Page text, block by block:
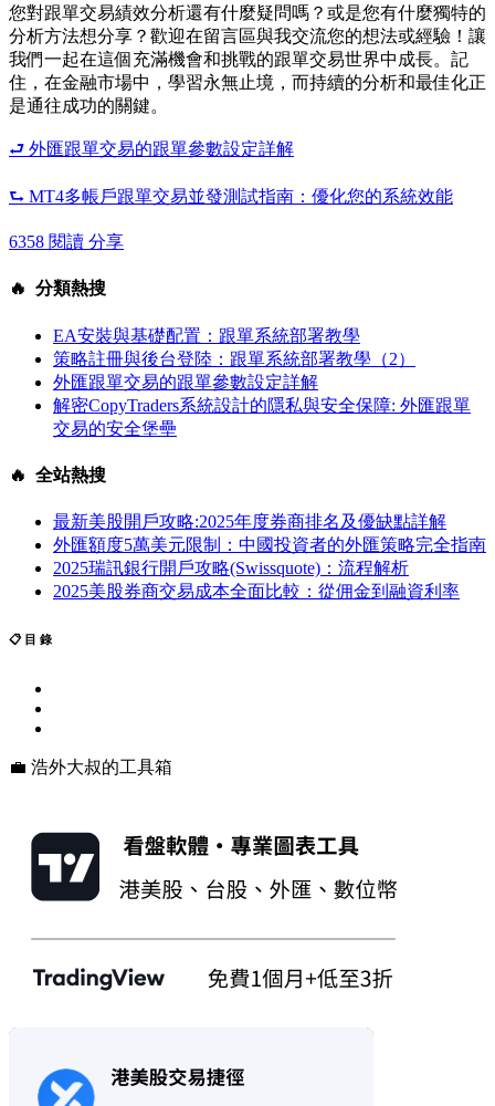
您對跟單交易績效分析還有什麼疑問嗎？或是您有什麼獨特的
分析方法想分享？歡迎在留言區與我交流您的想法或經驗！讓
我們一起在這個充滿機會和挑戰的跟單交易世界中成長。記
住，在金融市場中，學習永無止境，而持續的分析和最佳化正
是通往成功的關鍵。
⮐ 外匯跟單交易的跟單參數設定詳解
⮑ MT4多帳戶跟單交易並發測試指南：優化您的系統效能
6358 閱讀 分享
🔥 分類熱搜
EA安裝與基礎配置：跟單系統部署教學
策略註冊與後台登陸：跟單系統部署教學（2）
外匯跟單交易的跟單參數設定詳解
解密CopyTraders系統設計的隱私與安全保障: 外匯跟單
交易的安全堡壘
🔥 全站熱搜
最新美股開戶攻略:2025年度券商排名及優缺點詳解
外匯額度5萬美元限制：中國投資者的外匯策略完全指南
2025瑞訊銀行開戶攻略(Swissquote)：流程解析
2025美股券商交易成本全面比較：從佣金到融資利率
📋 目 錄
💼 浩外大叔的工具箱